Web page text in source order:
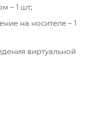
– 1 шт;
на носителе – 1
виртуальной